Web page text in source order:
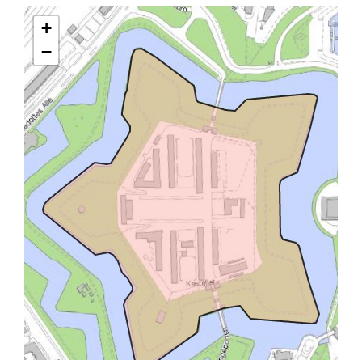
+
−